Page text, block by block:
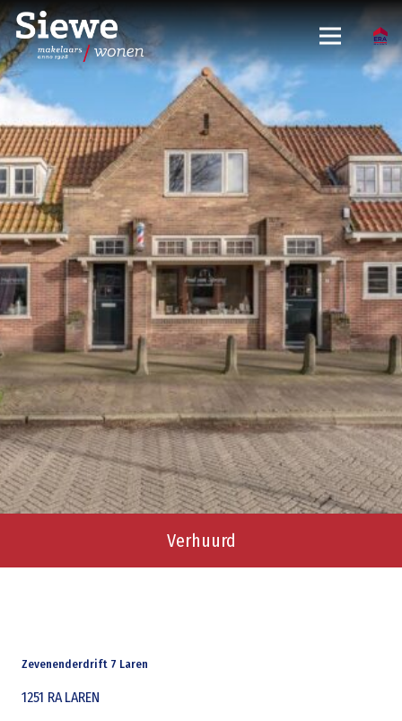
Verhuurd
Zevenenderdrift 7 Laren
1251 RA LAREN